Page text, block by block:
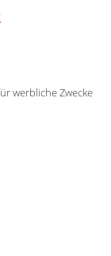
werbliche Zwecke